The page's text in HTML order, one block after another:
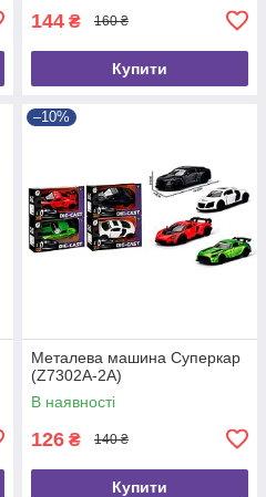
144 ₴ 160 ₴
Купити
–10%
Металева машина Суперкар
(Z7302A-2A)
В наявності
126 ₴ 140 ₴
Купити